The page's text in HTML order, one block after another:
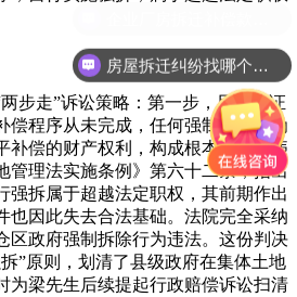
步走”诉讼策略：第一步，用证据证
偿程序从未完成，任何强制拆除行为
补偿的财产权利，构成根本性实体违
管理法实施条例》第六十二条，指出
强拆属于超越法定职权，其前期作出
也因此失去合法基础。法院完全采纳
区政府强制拆除行为违法。这份判决
”原则，划清了县级政府在集体土地
为梁先生后续提起行政赔偿诉讼扫清
房屋拆迁纠纷找哪个部门？